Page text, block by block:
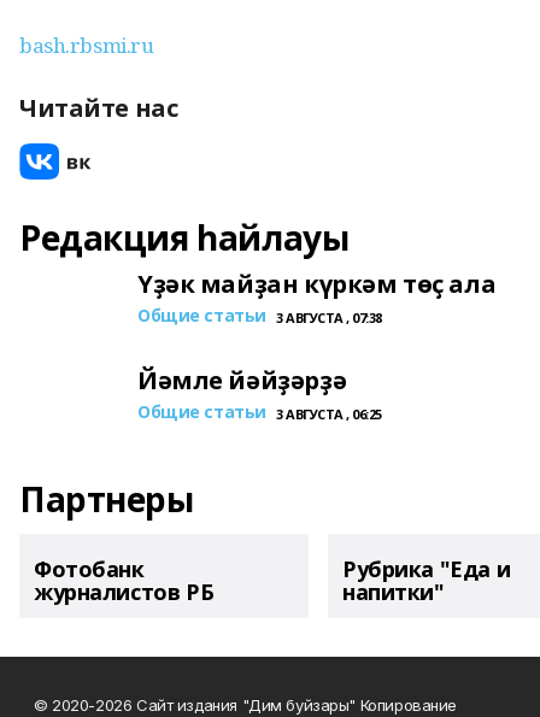
bash.rbsmi.ru
Читайте нас
Редакция һайлауы
Үҙәк майҙан күркәм төҫ ала
Общие статьи 3 АВГУСТА , 07:38
Йәмле йәйҙәрҙә
Общие статьи 3 АВГУСТА , 06:25
Партнеры
Фотобанк
журналистов РБ
Рубрика "Еда и
напитки"
© 2020-2026 Сайт издания "Дим буйзары" Копирование